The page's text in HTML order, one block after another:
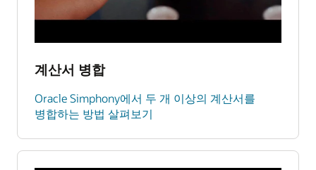
계산서 병합
Oracle Simphony에서 두 개 이상의 계산서를
병합하는 방법 살펴보기